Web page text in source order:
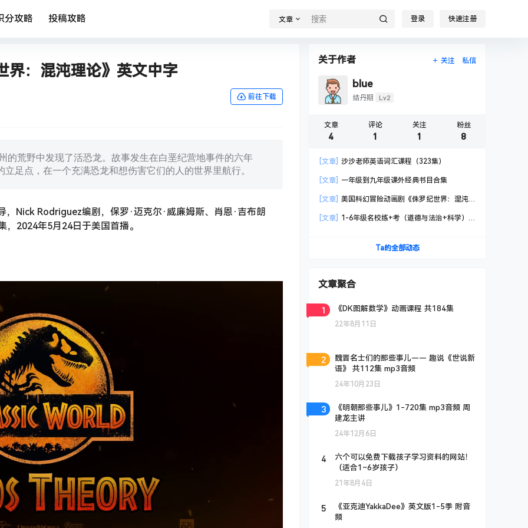
分攻略 投稿攻略 文章 登录 快速注册
界：混沌理论》英文中字
前往下载
的荒野中发现了活恐龙。故事发生在白垩纪营地事件的六年
足点，在一个充满恐龙和想伤害它们的人的世界里航行。
Nick Rodriguez编剧，保罗·迈克尔·威廉姆斯、肖恩·吉布朗
2024年5月24日于美国首播。
关于作者 关注 私信
blue
结丹期 Lv2
文章
4
评论
1
关注
1
粉丝
8
[文章] 沙沙老师英语词汇课程（323集）
[文章] 一年级到九年级课外经典书目合集
[文章]
美国科幻冒险动画剧《侏罗纪世界：混沌
[文章]
1-6年级名校练+考（道德与法治+科学）
Ta的全部动态
文章聚合
1 《DK图解数学》动画课程 共184集
22年8月11日
2
魏晋名士们的那些事儿—— 趣说《世说新
语》 共112集 mp3音频
24年10月23日
3
《明朝那些事儿》1-720集 mp3音频 周
建龙主讲
24年12月6日
4
六个可以免费下载孩子学习资料的网站！
（适合1~6岁孩子）
21年8月4日
5
《亚克迪YakkaDee》英文版1-5季 附音
频